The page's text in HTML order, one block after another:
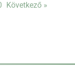
Következő »